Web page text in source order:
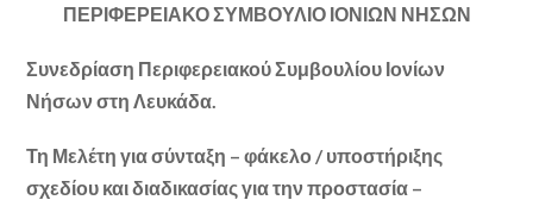
ΠΕΡΙΦΕΡΕΙΑΚΟ ΣΥΜΒΟΥΛΙΟ ΙΟΝΙΩΝ ΝΗΣΩΝ
Συνεδρίαση Περιφερειακού Συμβουλίου Ιονίων
Νήσων στη Λευκάδα.
Τη Μελέτη για σύνταξη – φάκελο / υποστήριξης
σχεδίου και διαδικασίας για την προστασία –